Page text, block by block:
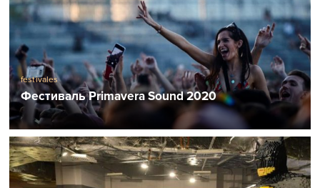
festivales
Фестиваль Primavera Sound 2020